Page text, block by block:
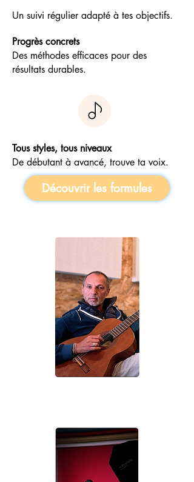
Un suivi régulier adapté à tes objectifs.
Progrès concrets
Des méthodes efficaces pour des
résultats durables.
Tous styles, tous niveaux
De débutant à avancé, trouve ta voix.
Découvrir les formules